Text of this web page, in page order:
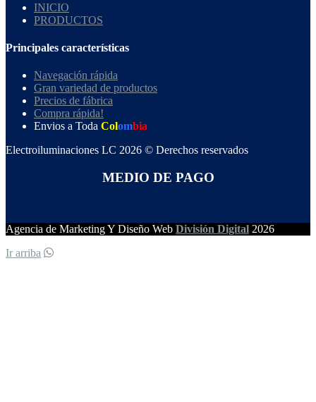
INICIO
PRODUCTOS
Principales características
Navegación rápida
Gran variedad de productos
Precios de fábrica
Compra rápida!
Envios a Toda Colombia
Electroiluminaciones LC 2026 © Derechos reservados
MEDIO DE PAGO
Agencia de Marketing Y Diseño Web División Digital 2026
Ir arriba